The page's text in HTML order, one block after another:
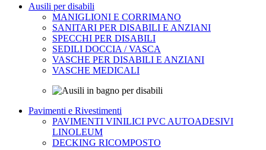
Ausili per disabili
MANIGLIONI E CORRIMANO
SANITARI PER DISABILI E ANZIANI
SPECCHI PER DISABILI
SEDILI DOCCIA / VASCA
VASCHE PER DISABILI E ANZIANI
VASCHE MEDICALI
Pavimenti e Rivestimenti
PAVIMENTI VINILICI PVC AUTOADESIVI
LINOLEUM
DECKING RICOMPOSTO